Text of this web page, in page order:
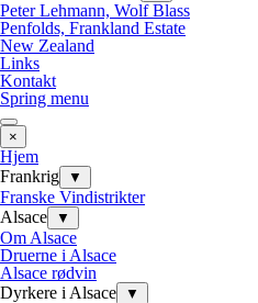
Peter Lehmann, Wolf Blass
Penfolds, Frankland Estate
New Zealand
Links
Kontakt
Spring menu
×
Hjem
Frankrig
▼
Franske Vindistrikter
Alsace
▼
Om Alsace
Druerne i Alsace
Alsace rødvin
Dyrkere i Alsace
▼